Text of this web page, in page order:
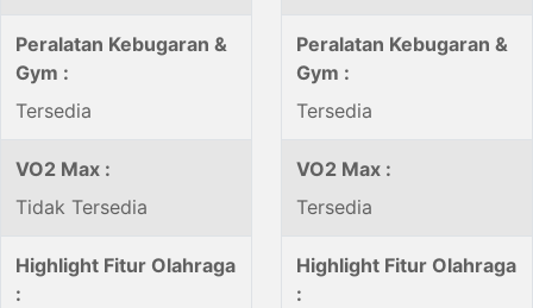
Peralatan Kebugaran &
Gym :
Tersedia
Peralatan Kebugaran &
Gym :
Tersedia
VO2 Max :
Tidak Tersedia
VO2 Max :
Tersedia
Highlight Fitur Olahraga
:
Highlight Fitur Olahraga
: